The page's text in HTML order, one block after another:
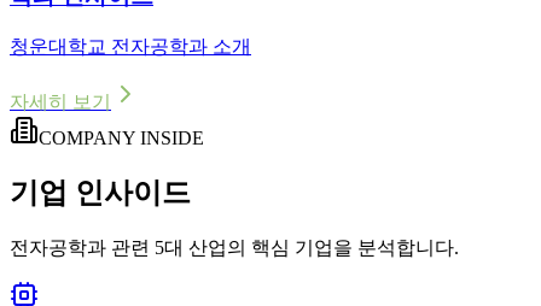
청운대학교 전자공학과 소개
자세히 보기
COMPANY INSIDE
기업 인사이드
전자공학과 관련 5대 산업의 핵심 기업을 분석합니다.